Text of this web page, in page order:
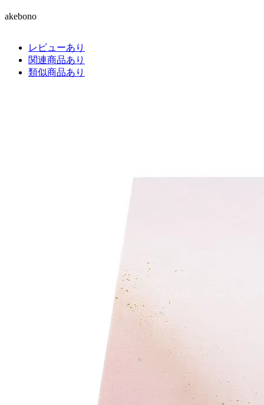
akebono
レビューあり
関連商品あり
類似商品あり